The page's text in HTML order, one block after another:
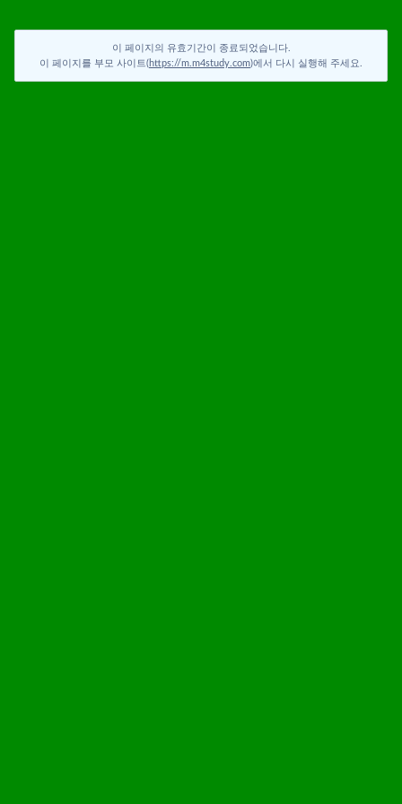
이 페이지의 유효기간이 종료되었습니다.
이 페이지를 부모 사이트(https://m.m4study.com)에서 다시 실행해 주세요.